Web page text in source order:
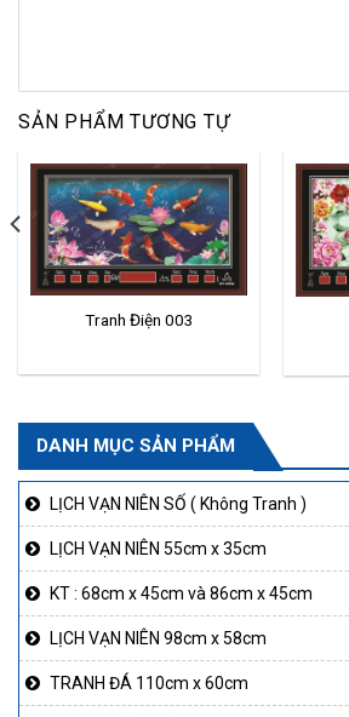
DANH MỤC SẢN PHẨM
LỊCH VẠN NIÊN SỐ ( Không Tranh )
LỊCH VẠN NIÊN 55cm x 35cm
KT : 68cm x 45cm và 86cm x 45cm
LỊCH VẠN NIÊN 98cm x 58cm
TRANH ĐÁ 110cm x 60cm
SẢN PHẨM TƯƠNG TỰ
Tranh Điện 003